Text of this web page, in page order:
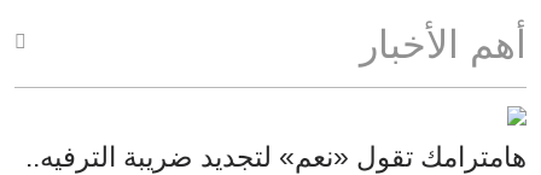
أهم الأخبار
هامترامك تقول «نعم» لتجديد ضريبة الترفيه..